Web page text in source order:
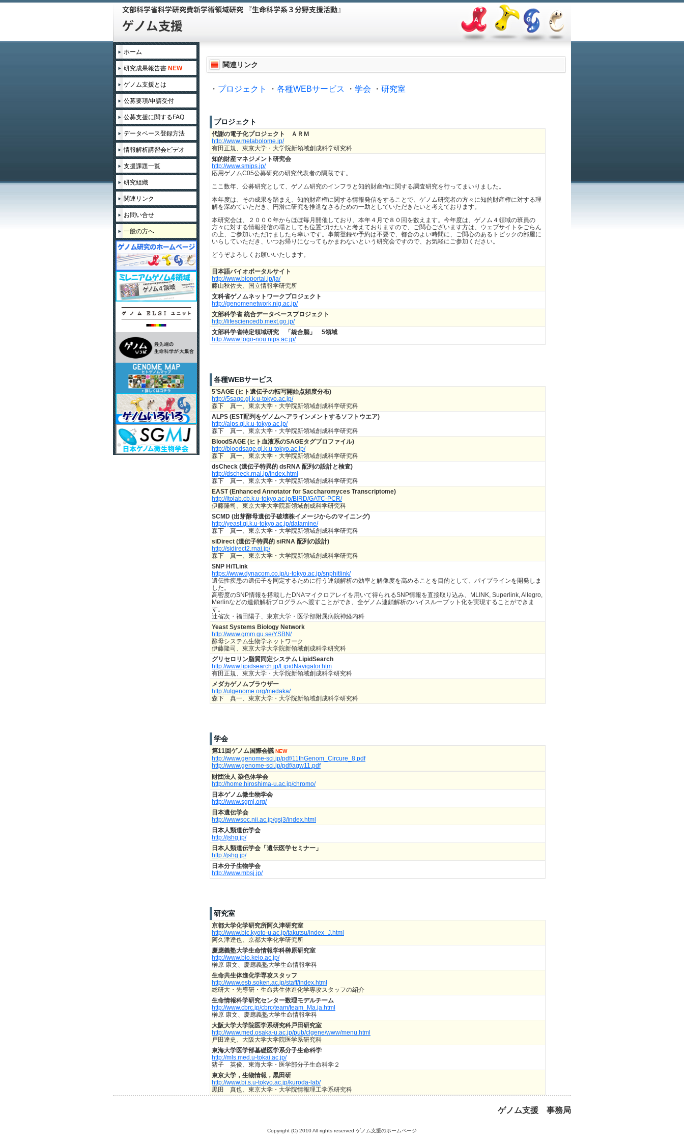
関連リンク
・ プロジェクト ・ 各種WEBサービス ・ 学会 ・ 研究室
プロジェクト
代謝の電子化プロジェクト ＡＲＭ
http://www.metabolome.jp/
有田正規、東京大学・大学院新領域創成科学研究科
知的財産マネジメント研究会
http://www.smips.jp/
応用ゲノムC05公募研究の研究代表者の隅蔵です。
ここ数年、公募研究として、ゲノム研究のインフラと知的財産権に関する調査研究を行ってまいりました。
本年度は、その成果を踏まえ、知的財産権に関する情報発信をすることで、ゲノム研究者の方々に知的財産権に対する理
解を深めていただき、円滑に研究を推進なさるための一助としていただきたいと考えております。
本研究会は、２０００年からほぼ毎月開催しており、本年４月で８０回を数えます。今年度は、ゲノム４領域の班員の
方々に対する情報発信の場としても位置づけたいと考えておりますので、ご関心ございます方は、ウェブサイトをごらん
の上、ご参加いただけましたら幸いです。事前登録や予約は不要で、都合のよい時間に、ご関心のあるトピックの部屋に
いらしていただき、いつお帰りになってもかまわないという研究会ですので、お気軽にご参加ください。
どうぞよろしくお願いいたします。
日本語バイオポータルサイト
http://www.bioportal.jp/ja/
藤山秋佐夫、国立情報学研究所
文科省ゲノムネットワークプロジェクト
http://genomenetwork.nig.ac.jp/
文部科学省 統合データベースプロジェクト
http://lifesciencedb.mext.go.jp/
文部科学省特定領域研究 「統合脳」 5領域
http://www.togo-nou.nips.ac.jp/
各種WEBサービス
5’SAGE (ヒト遺伝子の転写開始点頻度分布)
http://5sage.gi.k.u-tokyo.ac.jp/
森下 真一、東京大学・大学院新領域創成科学研究科
ALPS (EST配列をゲノムへアラインメントするソフトウエア)
http://alps.gi.k.u-tokyo.ac.jp/
森下 真一、東京大学・大学院新領域創成科学研究科
BloodSAGE (ヒト血液系のSAGEタグプロファイル)
http://bloodsage.gi.k.u-tokyo.ac.jp/
森下 真一、東京大学・大学院新領域創成科学研究科
dsCheck (遺伝子特異的 dsRNA 配列の設計と検査)
http://dscheck.rnai.jp/index.html
森下 真一、東京大学・大学院新領域創成科学研究科
EAST (Enhanced Annotator for Saccharomyces Transcriptome)
http://itolab.cb.k.u-tokyo.ac.jp/BIRD/GATC-PCR/
伊藤隆司、東京大学大学院新領域創成科学研究科
SCMD (出芽酵母遺伝子破壊株イメージからのマイニング)
http://yeast.gi.k.u-tokyo.ac.jp/datamine/
森下 真一、東京大学・大学院新領域創成科学研究科
siDirect (遺伝子特異的 siRNA 配列の設計)
http://sidirect2.rnai.jp/
森下 真一、東京大学・大学院新領域創成科学研究科
SNP HiTLink
https://www.dynacom.co.jp/u-tokyo.ac.jp/snphitlink/
遺伝性疾患の遺伝子を同定するために行う連鎖解析の効率と解像度を高めることを目的として、パイプラインを開発しま
した。
高密度のSNP情報を搭載したDNAマイクロアレイを用いて得られるSNP情報を直接取り込み、MLINK, Superlink, Allegro,
Merlinなどの連鎖解析プログラムへ渡すことができ、全ゲノム連鎖解析のハイスループット化を実現することができま
す。
辻省次・福田陽子、東京大学・医学部附属病院神経内科
Yeast Systems Biology Network
http://www.gmm.gu.se/YSBN/
酵母システム生物学ネットワーク
伊藤隆司、東京大学大学院新領域創成科学研究科
グリセロリン脂質同定システム LipidSearch
http://www.lipidsearch.jp/LipidNavigator.htm
有田正規、東京大学・大学院新領域創成科学研究科
メダカゲノムブラウザー
http://utgenome.org/medaka/
森下 真一、東京大学・大学院新領域創成科学研究科
学会
第11回ゲノム国際会議 NEW
http://www.genome-sci.jp/pdf/11thGenom_Circure_8.pdf
http://www.genome-sci.jp/pdf/agw11.pdf
財団法人 染色体学会
http://home.hiroshima-u.ac.jp/chromo/
日本ゲノム微生物学会
http://www.sgmj.org/
日本遺伝学会
http://wwwsoc.nii.ac.jp/gsj3/index.html
日本人類遺伝学会
http://jshg.jp/
日本人類遺伝学会「遺伝医学セミナー」
http://jshg.jp/
日本分子生物学会
http://www.mbsj.jp/
研究室
京都大学化学研究所阿久津研究室
http://www.bic.kyoto-u.ac.jp/takutsu/index_J.html
阿久津達也、京都大学化学研究所
慶應義塾大学生命情報学科榊原研究室
http://www.bio.keio.ac.jp/
榊原 康文、慶應義塾大学生命情報学科
生命共生体進化学専攻スタッフ
http://www.esb.soken.ac.jp/staff/index.html
総研大・先導研・生命共生体進化学専攻スタッフの紹介
生命情報科学研究センター数理モデルチーム
http://www.cbrc.jp/cbrc/team/team_Ma.ja.html
榊原 康文、慶應義塾大学生命情報学科
大阪大学大学院医学系研究科戸田研究室
http://www.med.osaka-u.ac.jp/pub/clgene/www/menu.html
戸田達史、大阪大学大学院医学系研究科
東海大学医学部基礎医学系分子生命科学
http://mls.med.u-tokai.ac.jp/
猪子 英俊、東海大学・医学部分子生命科学２
東京大学，生物情報，黒田研
http://www.bi.s.u-tokyo.ac.jp/kuroda-lab/
黒田 真也、東京大学・大学院情報理工学系研究科
ホーム
研究成果報告書 NEW
ゲノム支援とは
公募要項/申請受付
公募支援に関するFAQ
データベース登録方法
情報解析講習会ビデオ
支援課題一覧
領域企画課題
2015年度
2014年度
2013年度
2012年度
2011年度第2回
2011年度第1回
2010年度
研究組織
関連リンク
お問い合せ
一般の方へ
ゲノム支援 事務局
Copyright (C) 2010 All rights reserved ゲノム支援のホームページ